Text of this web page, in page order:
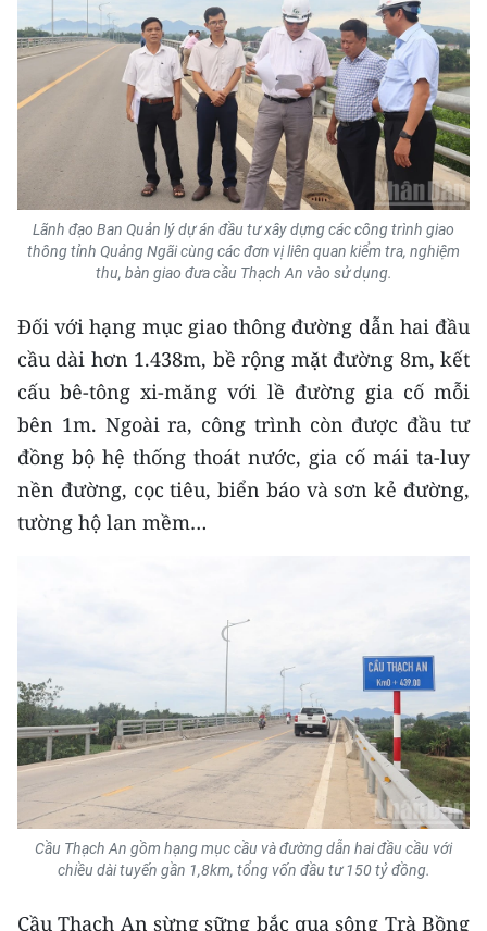
Media Du lịch
Media Thế giới
Media Thể thao
Media Giáo dục
Media Y tế
Media Khoa học - Công nghệ
Ảnh
Infographic
TIN MỚI
TIN ĐỊA PHƯƠNG
Bắc Trung Bộ
Duyên hải Nam Trung Bộ và Tây
Nguyên
Đông Nam Bộ
Đồng bằng sông Cửu Long
Chuyên trang Hà Nội
Lãnh đạo Ban Quản lý dự án đầu tư xây dựng các công trình giao
thông tỉnh Quảng Ngãi cùng các đơn vị liên quan kiểm tra, nghiệm
thu, bàn giao đưa cầu Thạch An vào sử dụng.
Đối với hạng mục giao thông đường dẫn hai đầu
cầu dài hơn 1.438m, bề rộng mặt đường 8m, kết
cấu bê-tông xi-măng với lề đường gia cố mỗi
bên 1m. Ngoài ra, công trình còn được đầu tư
đồng bộ hệ thống thoát nước, gia cố mái ta-luy
nền đường, cọc tiêu, biển báo và sơn kẻ đường,
tường hộ lan mềm…
Cầu Thạch An gồm hạng mục cầu và đường dẫn hai đầu cầu với
chiều dài tuyến gần 1,8km, tổng vốn đầu tư 150 tỷ đồng.
Cầu Thạch An sừng sững bắc qua sông Trà Bồng